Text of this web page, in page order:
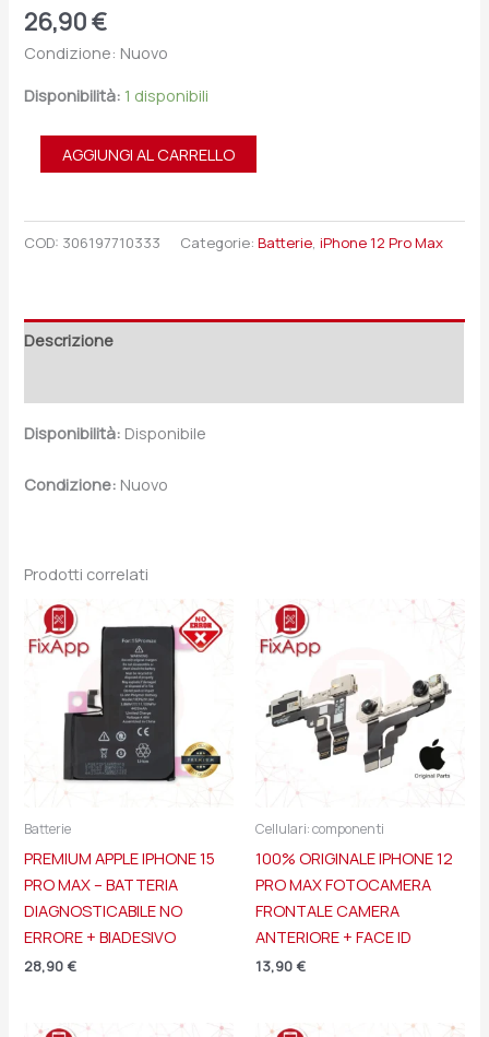
26,90€
Condizione: Nuovo
Disponibilità: 1 disponibili
AGGIUNGI AL CARRELLO
COD: 306197710333 Categorie:Batterie,iPhone 12 Pro Max
Descrizione
Disponibilità: Disponibile
Condizione: Nuovo
Prodotti correlati
Batterie
PREMIUM APPLE IPHONE 15
PRO MAX – BATTERIA
DIAGNOSTICABILE NO
ERRORE + BIADESIVO
28,90 €
Cellulari: componenti
100% ORIGINALE IPHONE 12
PRO MAX FOTOCAMERA
FRONTALE CAMERA
ANTERIORE + FACE ID
13,90 €